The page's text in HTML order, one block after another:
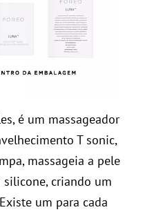
é um massageador
T sonic,
massageia a pele
criando um
um para cada